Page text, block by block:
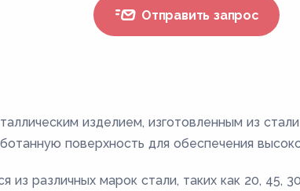
Отправить запрос
изделием, изготовленным из
поверхность для обеспечения
из различных марок стали, таких как 20,